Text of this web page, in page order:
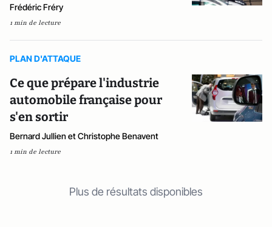
Frédéric Fréry
1 min de lecture
PLAN D'ATTAQUE
Ce que prépare l'industrie
automobile française pour
s'en sortir
Bernard Jullien et Christophe Benavent
1 min de lecture
Plus de résultats disponibles